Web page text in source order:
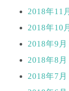
2018年11月
2018年10月
2018年9月
2018年8月
2018年7月